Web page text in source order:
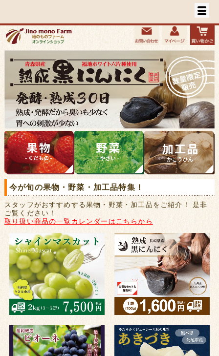
今が旬の果物・野菜・加工品特集！
スタッフがおすすめする果物・野菜・加工品をご紹介！ 是非
ご覧ください！
取り扱い商品の一覧カレンダーはこちらから